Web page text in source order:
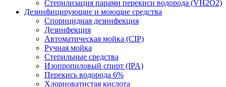
Стерилизация парами перекиси водорода (VH2O2)
Дезинфицирующие и моющие средства
Спорицидная дезинфекция
Дезинфекция
Автоматическая мойка (CIP)
Ручная мойка
Стерильные средства
Изопропиловый спирт (IPA)
Перекись водорода 6%
Хлорноватистая кислота